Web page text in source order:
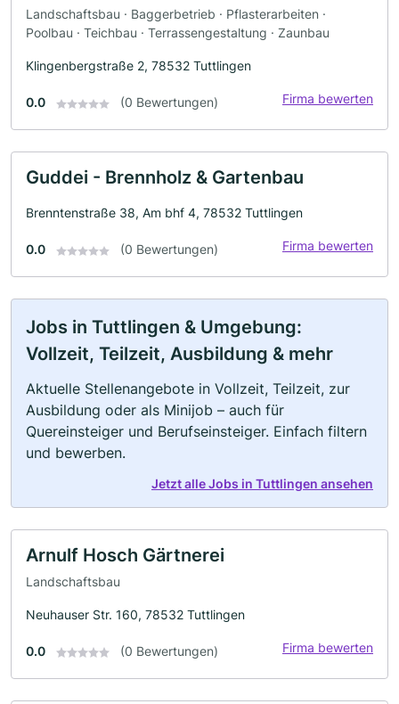
Landschaftsbau · Baggerbetrieb · Pflasterarbeiten ·
Poolbau · Teichbau · Terrassengestaltung · Zaunbau
Klingenbergstraße 2, 78532 Tuttlingen
0.0 (0 Bewertungen) Firma bewerten
Guddei - Brennholz & Gartenbau
Brenntenstraße 38, Am bhf 4, 78532 Tuttlingen
0.0 (0 Bewertungen) Firma bewerten
Jobs in Tuttlingen & Umgebung:
Vollzeit, Teilzeit, Ausbildung & mehr
Aktuelle Stellenangebote in Vollzeit, Teilzeit, zur
Ausbildung oder als Minijob – auch für
Quereinsteiger und Berufseinsteiger. Einfach filtern
und bewerben.
Jetzt alle Jobs in Tuttlingen ansehen
Arnulf Hosch Gärtnerei
Landschaftsbau
Neuhauser Str. 160, 78532 Tuttlingen
0.0 (0 Bewertungen) Firma bewerten